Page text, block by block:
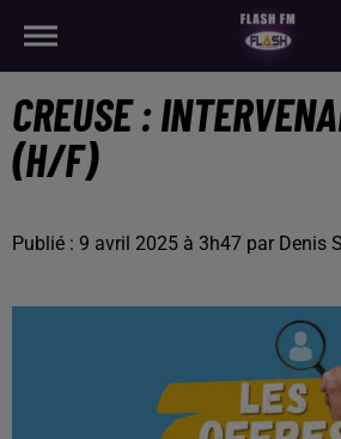
CREUSE :
(H/F)
Publié : 9 avril 2025 à 3h47 par Denis